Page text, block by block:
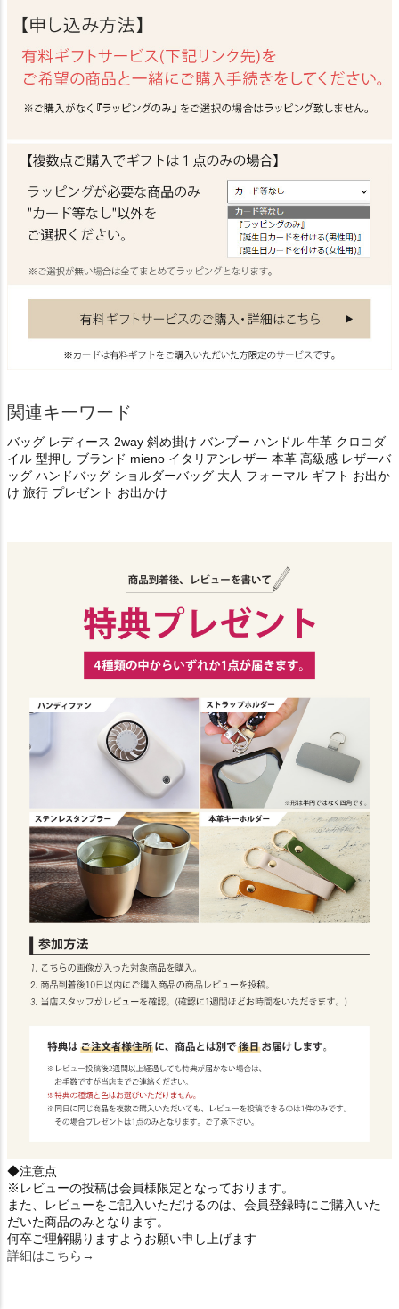
関連キーワード
バッグ レディース 2way 斜め掛け バンブー ハンドル 牛革 クロコダ
イル 型押し ブランド mieno イタリアンレザー 本革 高級感 レザーバ
ッグ ハンドバッグ ショルダーバッグ 大人 フォーマル ギフト お出か
け 旅行 プレゼント お出かけ
◆注意点
※レビューの投稿は会員様限定となっております。
また、レビューをご記入いただけるのは、会員登録時にご購入いた
だいた商品のみとなります。
何卒ご理解賜りますようお願い申し上げます
詳細はこちら→